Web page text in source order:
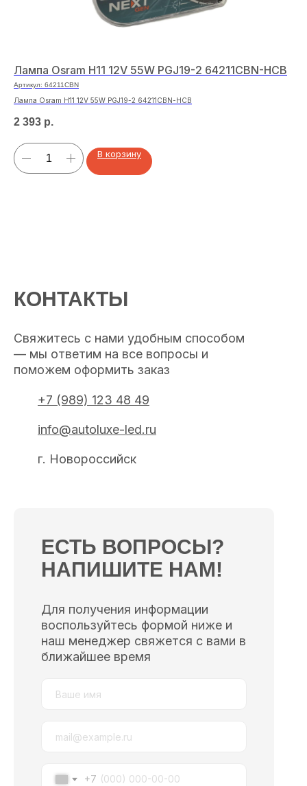
Лампа Osram H11 12V 55W PGJ19-2 64211CBN-HCB
Артикул: 64211CBN
Лампа Osram H11 12V 55W PGJ19-2 64211CBN-HCB
2 393 р.
В корзину
КОНТАКТЫ
ЕСТЬ ВОПРОСЫ?
НАПИШИТЕ НАМ!
Свяжитесь с нами удобным способом
— мы ответим на все вопросы и
поможем оформить заказ
Для получения информации
воспользуйтесь формой ниже и
наш менеджер свяжется с вами в
ближайшее время
+7 (989) 123 48 49
info@autoluxe-led.ru
г. Новороссийск
+7